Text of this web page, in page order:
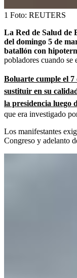
1 Foto: REUTERS
La Red de Salud de
del domingo 5 de
batallón con
pobladores cuando se
Boluarte cumple el 7
sustituir en su
la presidencia luego
que era investigado
Los manifestantes
Congreso y adelanto